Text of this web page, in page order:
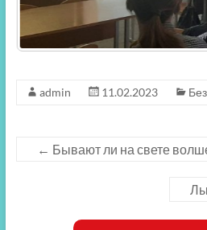
admin 11.02.2023
← Бывают ли на свете